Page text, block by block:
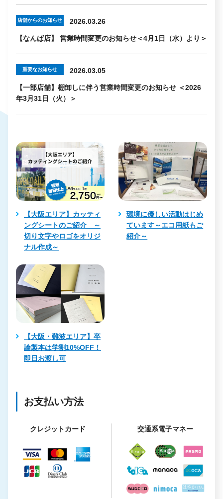
店舗からのお知らせ 2026.03.26
【なんば店】 営業時間変更のお知らせ＜4月1日（水）より＞
重要なお知らせ 2026.03.05
【一部店舗】棚卸しに伴う営業時間変更のお知らせ ＜2026
年3月31日（火）＞
【大阪エリア】カッティ
ングシートのご紹介 ～
切り文字やロゴをオリジ
ナル作成～
環境に優しい活動はじめ
ています～エコ用紙もご
紹介～
【大阪・難波エリア】卒
論製本は学割10%OFF！
即日お渡し可
お支払い方法
クレジットカード 交通系電子マネー